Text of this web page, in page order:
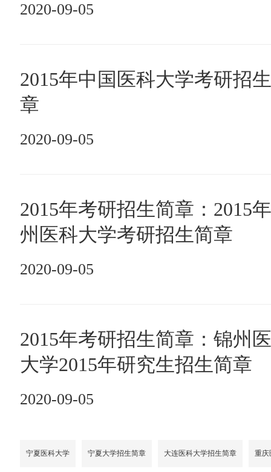
2020-09-05
2015年中国医科大学考研招
章
2020-09-05
2015年考研招生简章：2015
州医科大学考研招生简章
2020-09-05
2015年考研招生简章：锦州
大学2015年研究生招生简章
2020-09-05
宁夏医科大学 宁夏大学招生简章 大连医科大学招生简章 重庆